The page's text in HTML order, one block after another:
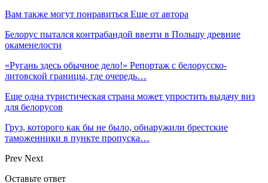
Вам также могут понравиться Еще от автора
Белорус пытался контрабандой ввезти в Польшу древние
окаменелости
«Ругань здесь обычное дело!» Репортаж с белорусско-
литовской границы, где очередь…
Еще одна туристическая страна может упростить выдачу виз
для белорусов
Груз, которого как бы не было, обнаружили брестские
таможенники в пункте пропуска…
Prev Next
Оставьте ответ